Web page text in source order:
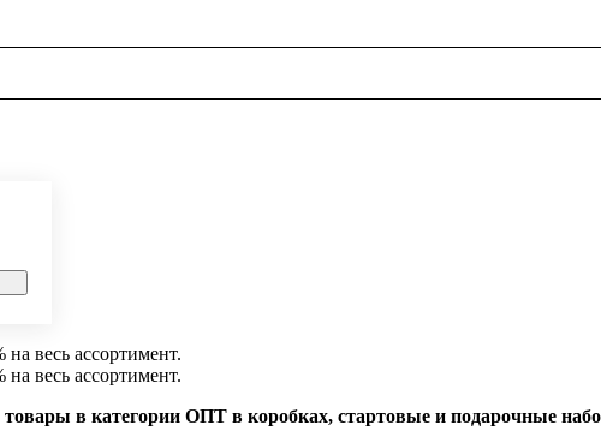
весь ассортимент.
весь ассортимент.
в категории ОПТ в коробках, стартовые и подарочные